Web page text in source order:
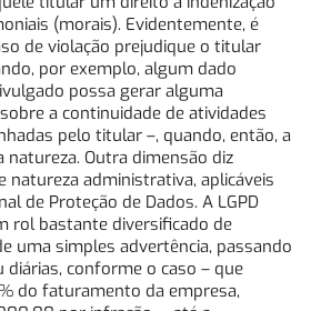
(morais). Evidentemente, é
de violação prejudique o titular
por exemplo, algum dado
possa gerar alguma
a continuidade de atividades
pelo titular –, quando, então, a
natureza. Outra dimensão diz
natureza administrativa, aplicáveis
de Proteção de Dados. A LGPD
rol bastante diversificado de
uma simples advertência, passando
conforme o caso – que
do faturamento da empresa,